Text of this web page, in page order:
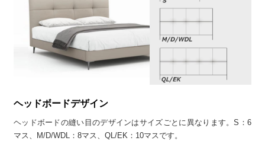
ヘッドボードデザイン
ヘッドボードの縫い目のデザインはサイズごとに異なります。S：6
マス、M/D/WDL：8マス、QL/EK：10マスです。